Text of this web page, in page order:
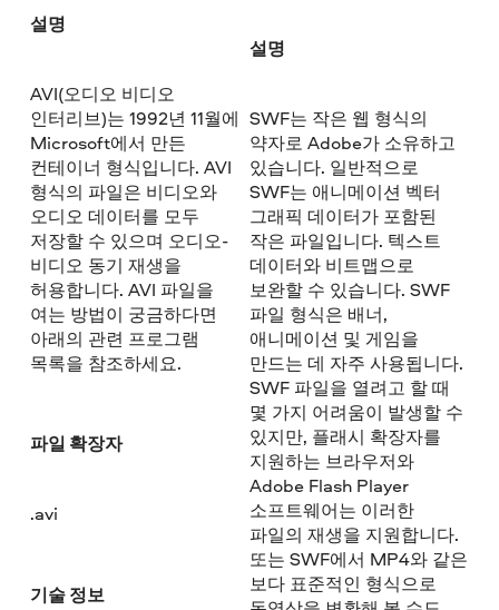
설명
AVI(오디오 비디오
인터리브)는 1992년 11월에
Microsoft에서 만든
컨테이너 형식입니다. AVI
형식의 파일은 비디오와
오디오 데이터를 모두
저장할 수 있으며 오디오-
비디오 동기 재생을
허용합니다. AVI 파일을
여는 방법이 궁금하다면
아래의 관련 프로그램
목록을 참조하세요.
파일 확장자
.avi
기술 정보
설명
SWF는 작은 웹 형식의
약자로 Adobe가 소유하고
있습니다. 일반적으로
SWF는 애니메이션 벡터
그래픽 데이터가 포함된
작은 파일입니다. 텍스트
데이터와 비트맵으로
보완할 수 있습니다. SWF
파일 형식은 배너,
애니메이션 및 게임을
만드는 데 자주 사용됩니다.
SWF 파일을 열려고 할 때
몇 가지 어려움이 발생할 수
있지만, 플래시 확장자를
지원하는 브라우저와
Adobe Flash Player
소프트웨어는 이러한
파일의 재생을 지원합니다.
또는 SWF에서 MP4와 같은
보다 표준적인 형식으로